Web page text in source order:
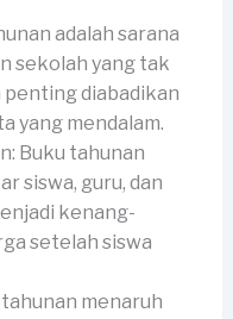
adalah sarana
sekolah yang tak
diabadikan
yang mendalam.
Buku tahunan
siswa, guru, dan
kenang-
setelah siswa
menaruh